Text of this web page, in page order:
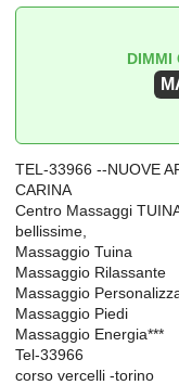
DIMMI
TEL-33966 --NUOVE
CARINA
Centro Massaggi
bellissime,
Massaggio Tuina
Massaggio Rilassante
Massaggio
Massaggio Piedi
Massaggio Energia***
Tel-33966
corso vercelli -torino